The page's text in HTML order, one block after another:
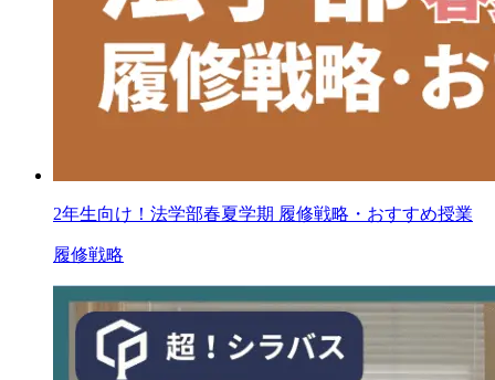
2年生向け！法学部春夏学期 履修戦略・おすすめ授業
履修戦略